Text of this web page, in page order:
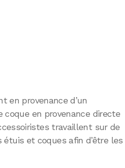
en provenance d’un
coque en provenance directe
travaillent sur de
et coques afin d’être les